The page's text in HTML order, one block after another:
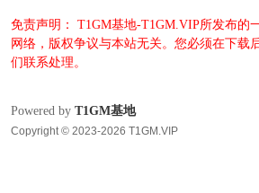
免责声明： T1GM基地-T1GM.VIP所发布的
网络，版权争议与本站无关。您必须在下载
们联系处理。
Powered by T1GM基地
Copyright © 2023-2026 T1GM.VIP